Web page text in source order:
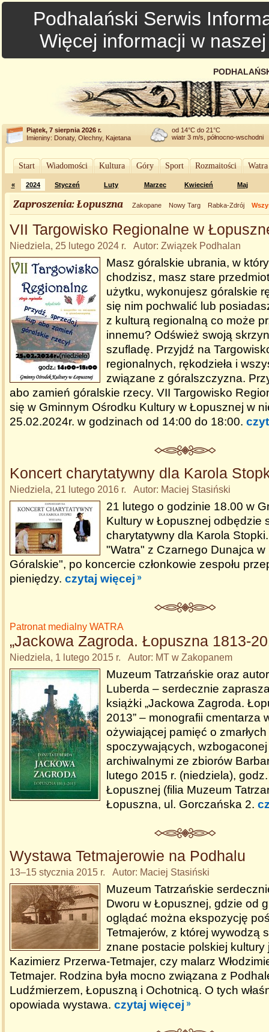
Podhalański Serwis
Więcej informacji w
Piątek, 7 sierpnia 2026 r.
Imieniny: Donaty, Olechny, Kajetana
od 14°C do 21°C
wiatr 3 m/s, północno-wschodni
Start Wiadomości Kultura Góry Sport Rozmaitości
« 2024 Styczeń Luty Marzec Kwiecień Maj
Zaproszenia: Łopuszna Zakopane Nowy Targ Rabka-Zdrój
VII Targowisko Regionalne w
Niedziela, 25 lutego 2024 r. Autor: Związek Podhalan
Masz góralskie ubrania, w
chodzisz, masz stare
użytku, wykonujesz góralskie
się nim pochwalić lub
z kulturą regionalną co może
innemu? Odśwież swoją
szufladę. Przyjdź na
regionalnych, rękodzieła i
związane z góralszczyzna.
abo zamień góralskie rzecy. VII Targowisko
się w Gminnym Ośrodku Kultury w Łopusznej w
25.02.2024r. w godzinach od 14:00 do 18:00.
Koncert charytatywny dla Karola
Niedziela, 21 lutego 2016 r. Autor: Maciej Stasiński
21 lutego o godzinie 18.00 w
Kultury w Łopusznej odbędzie
charytatywny dla Karola
"Watra" z Czarnego Dunajca
Góralskie", po koncercie członkowie zespołu
pieniędzy. czytaj więcej
Patronat medialny WATRA
„Jackowa Zagroda. Łopuszna 1813-
Niedziela, 1 lutego 2015 r. Autor: MT w Zakopanem
Muzeum Tatrzańskie oraz
Luberda – serdecznie
książki „Jackowa Zagroda.
2013” – monografii cmentarza
ożywiającej pamięć o
spoczywających,
archiwalnymi ze zbiorów
lutego 2015 r. (niedziela),
Łopusznej (filia Muzeum
Łopuszna, ul. Gorczańska 2.
Wystawa Tetmajerowie na Podhalu
13–15 stycznia 2015 r. Autor: Maciej Stasiński
Muzeum Tatrzańskie
Dworu w Łopusznej, gdzie od
oglądać można ekspozycję
Tetmajerów, z której wywodzą
znane postacie polskiej kultury
Kazimierz Przerwa-Tetmajer, czy malarz
Tetmajer. Rodzina była mocno związana z
Ludźmierzem, Łopuszną i Ochotnicą. O tych
opowiada wystawa. czytaj więcej